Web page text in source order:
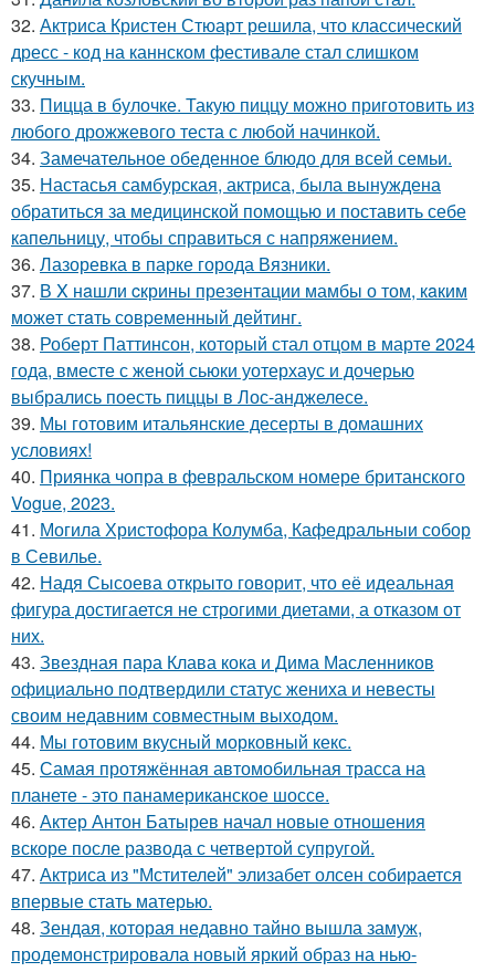
32. Актриса Кристен Стюарт решила, что классический
дресс - код на каннском фестивале стал слишком
скучным.
33. Пицца в булочке. Такую пиццу можно приготовить из
любого дрожжевого теста с любой начинкой.
34. Замечательное обеденное блюдо для всей семьи.
35. Настасья самбурская, актриса, была вынуждена
обратиться за медицинской помощью и поставить себе
капельницу, чтобы справиться с напряжением.
36. Лазоревка в парке города Вязники.
37. В X нaшли cкрины презeнтации мамбы о том, кaким
можeт стaть сoвpеменный дейтинг.
38. Роберт Паттинсон, который стал отцом в марте 2024
года, вместе с женой сьюки уотерхаус и дочерью
выбрались поесть пиццы в Лос-анджелесе.
39. Мы готовим итальянские десерты в домашних
условиях!
40. Приянка чопра в февральском номере британского
Vogue, 2023.
41. Могила Христофора Колумба, Кафедральныи собор
в Севилье.
42. Надя Сысоева открыто говорит, что её идеальная
фигура достигается не строгими диетами, а отказом от
них.
43. Звездная пара Клава кока и Дима Масленников
официально подтвердили статус жениха и невесты
своим недавним совместным выходом.
44. Мы готовим вкусный морковный кекс.
45. Самая протяжённая автомобильная трасса на
планете - это панамериканское шоссе.
46. Актер Антон Батырев начал новые отношения
вскоре после развода с четвертой супругой.
47. Актриса из "Мстителей" элизабет олсен собирается
впервые стать матерью.
48. Зендая, которая недавно тайно вышла замуж,
продемонстрировала новый яркий образ на нью-